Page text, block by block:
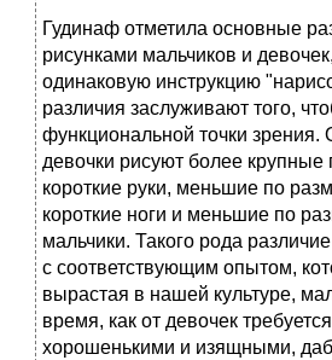
Гудинаф отметила основные
рисунками мальчиков и
одинаковую инструкцию
различия заслуживают того,
функциональной точки зрения.
девочки рисуют более крупные
короткие руки, меньшие по
короткие ноги и меньшие по
мальчики. Такого рода
с соответствующим опытом,
вырастая в нашей культуре,
время, как от девочек
хорошенькими и изящными,